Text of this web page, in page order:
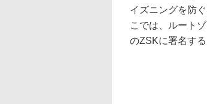
イズニングを防
こでは、ルート
のZSKに署名す